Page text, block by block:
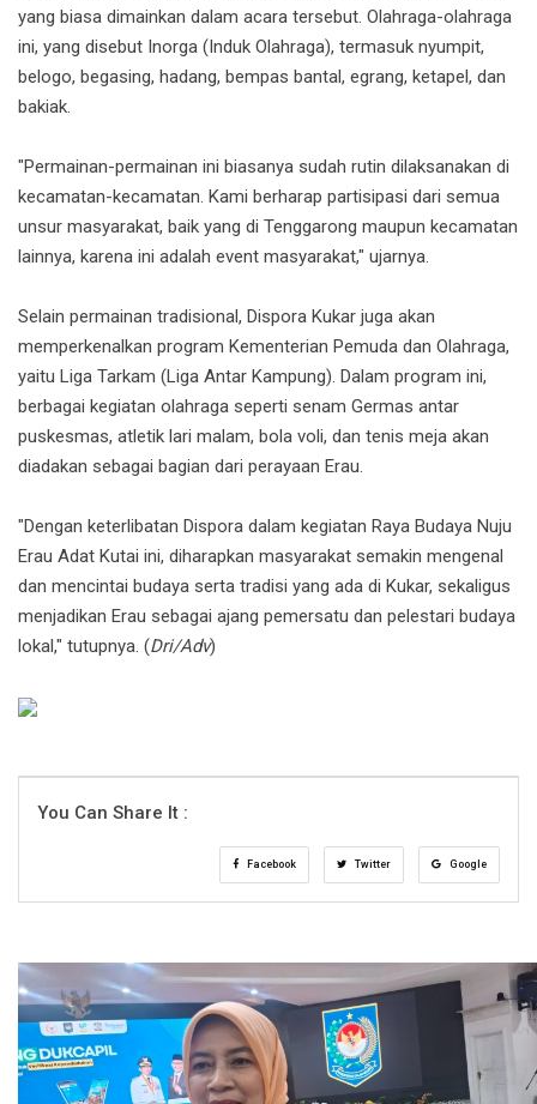
yang biasa dimainkan dalam acara tersebut. Olahraga-olahraga
ini, yang disebut Inorga (Induk Olahraga), termasuk nyumpit,
belogo, begasing, hadang, bempas bantal, egrang, ketapel, dan
bakiak.
"Permainan-permainan ini biasanya sudah rutin dilaksanakan di
kecamatan-kecamatan. Kami berharap partisipasi dari semua
unsur masyarakat, baik yang di Tenggarong maupun kecamatan
lainnya, karena ini adalah event masyarakat," ujarnya.
Selain permainan tradisional, Dispora Kukar juga akan
memperkenalkan program Kementerian Pemuda dan Olahraga,
yaitu Liga Tarkam (Liga Antar Kampung). Dalam program ini,
berbagai kegiatan olahraga seperti senam Germas antar
puskesmas, atletik lari malam, bola voli, dan tenis meja akan
diadakan sebagai bagian dari perayaan Erau.
"Dengan keterlibatan Dispora dalam kegiatan Raya Budaya Nuju
Erau Adat Kutai ini, diharapkan masyarakat semakin mengenal
dan mencintai budaya serta tradisi yang ada di Kukar, sekaligus
menjadikan Erau sebagai ajang pemersatu dan pelestari budaya
lokal," tutupnya. (Dri/Adv)
You Can Share It :
Facebook Twitter Google